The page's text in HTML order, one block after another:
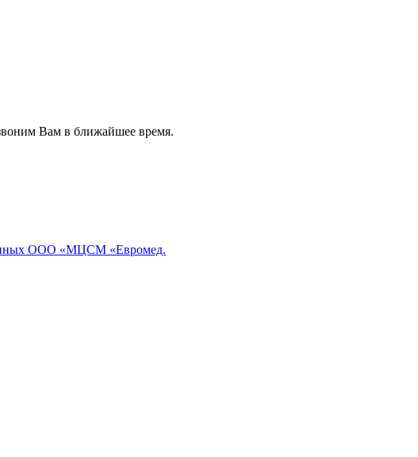
Вам в ближайшее время.
ООО «МЦСМ «Евромед.